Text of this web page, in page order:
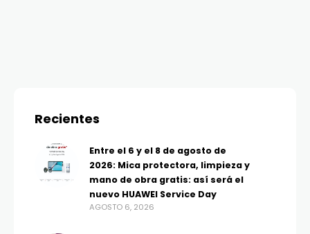
Recientes
Entre el 6 y el 8 de agosto de
2026: Mica protectora, limpieza y
mano de obra gratis: así será el
nuevo HUAWEI Service Day
AGOSTO 6, 2026